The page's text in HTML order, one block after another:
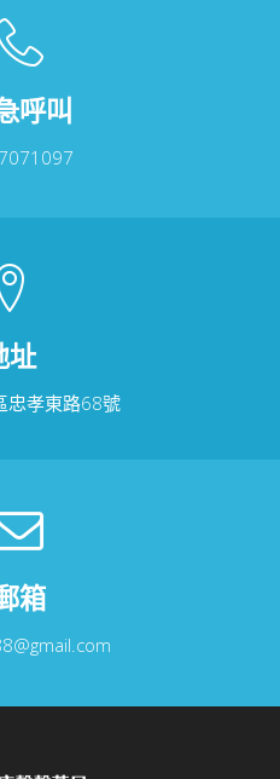
呼叫
址
忠孝東路68號
箱